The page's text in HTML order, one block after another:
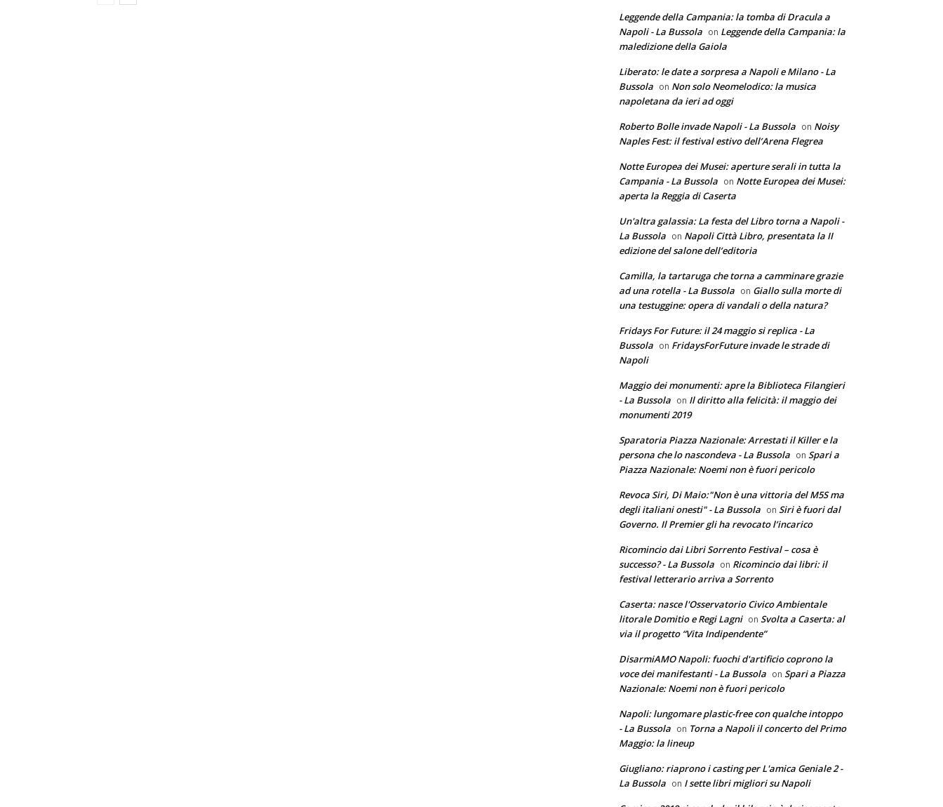
Leggende della Campania: la tomba di Dracula a
Napoli - La Bussola on Leggende della Campania: la
maledizione della Gaiola
Liberato: le date a sorpresa a Napoli e Milano - La
Bussola on Non solo Neomelodico: la musica
napoletana da ieri ad oggi
Roberto Bolle invade Napoli - La Bussola on Noisy
Naples Fest: il festival estivo dell’Arena Flegrea
Notte Europea dei Musei: aperture serali in tutta la
Campania - La Bussola on Notte Europea dei Musei:
aperta la Reggia di Caserta
Un'altra galassia: La festa del Libro torna a Napoli -
La Bussola on Napoli Città Libro, presentata la II
edizione del salone dell’editoria
Camilla, la tartaruga che torna a camminare grazie
ad una rotella - La Bussola on Giallo sulla morte di
una testuggine: opera di vandali o della natura?
Fridays For Future: il 24 maggio si replica - La
Bussola on FridaysForFuture invade le strade di
Napoli
Maggio dei monumenti: apre la Biblioteca Filangieri
- La Bussola on Il diritto alla felicità: il maggio dei
monumenti 2019
Sparatoria Piazza Nazionale: Arrestati il Killer e la
persona che lo nascondeva - La Bussola on Spari a
Piazza Nazionale: Noemi non è fuori pericolo
Revoca Siri, Di Maio:"Non è una vittoria del M5S ma
degli italiani onesti" - La Bussola on Siri è fuori dal
Governo. Il Premier gli ha revocato l’incarico
Ricomincio dai Libri Sorrento Festival – cosa è
successo? - La Bussola on Ricomincio dai libri: il
festival letterario arriva a Sorrento
Caserta: nasce l'Osservatorio Civico Ambientale
litorale Domitio e Regi Lagni on Svolta a Caserta: al
via il progetto “Vita Indipendente”
DisarmiAMO Napoli: fuochi d'artificio coprono la
voce dei manifestanti - La Bussola on Spari a Piazza
Nazionale: Noemi non è fuori pericolo
Napoli: lungomare plastic-free con qualche intoppo
- La Bussola on Torna a Napoli il concerto del Primo
Maggio: la lineup
Giugliano: riaprono i casting per L'amica Geniale 2 -
La Bussola on I sette libri migliori su Napoli